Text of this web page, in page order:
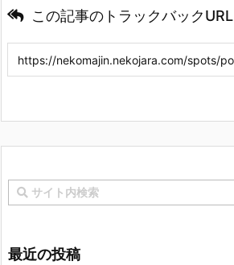
この記事のトラックバックURL
最近の投稿